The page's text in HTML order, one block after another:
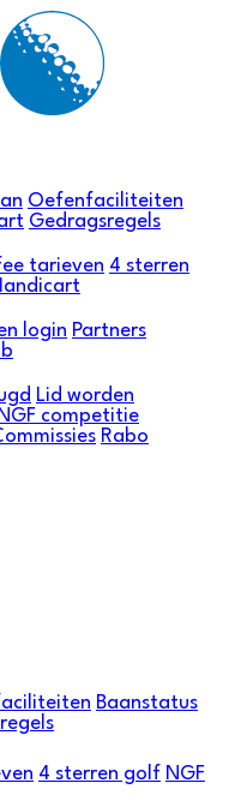
Oefenfaciliteiten
Gedragsregels
tarieven 4 sterren
login Partners
Lid worden
competitie
Rabo
Baanstatus
4 sterren golf NGF